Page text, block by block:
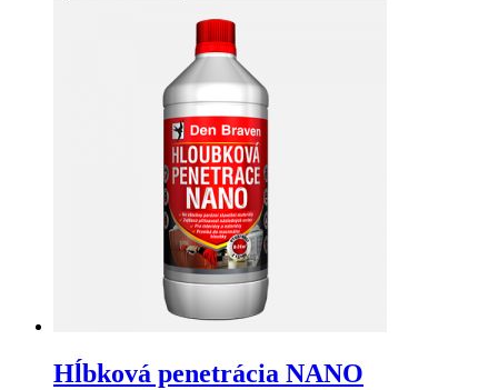
Hĺbková penetrácia NANO